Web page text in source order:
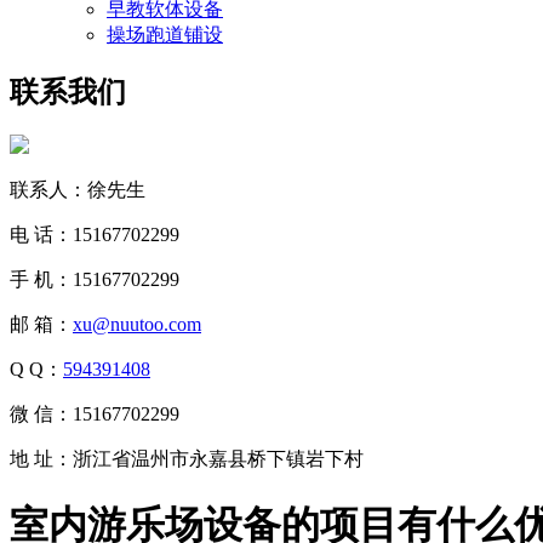
早教软体设备
操场跑道铺设
联系我们
联系人：徐先生
电 话：15167702299
手 机：15167702299
邮 箱： xu@nuutoo.com
Q Q： 594391408
微 信：15167702299
地 址：浙江省温州市永嘉县桥下镇岩下村
室内游乐场设备的项目有什么